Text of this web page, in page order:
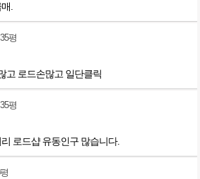
.
35평
고 로드손많고 일단클릭
35평
로드샵 유동인구 많습니다.